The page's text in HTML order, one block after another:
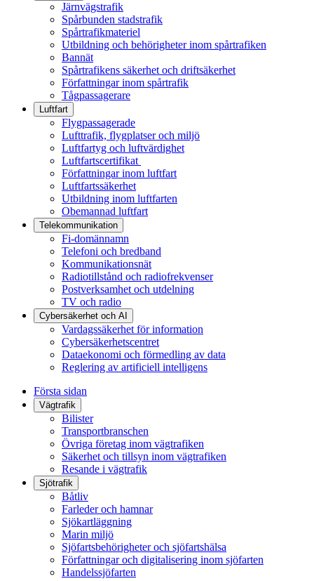
Järnvägstrafik
Spårbunden stadstrafik
Spårtrafikmateriel
Utbildning och behörigheter inom spårtrafiken
Bannät
Spårtrafikens säkerhet och driftsäkerhet
Författningar inom spårtrafik
Tågpassagerare
Luftfart
Flygpassagerade
Lufttrafik, flygplatser och miljö
Luftfartyg och luftvärdighet
Luftfartscertifikat
Författningar inom luftfart
Luftfartssäkerhet
Utbildning inom luftfarten
Obemannad luftfart
Telekommunikation
Fi-domännamn
Telefoni och bredband
Kommunikationsnät
Radiotillstånd och radiofrekvenser
Postverksamhet och utdelning
TV och radio
Cybersäkerhet och AI
Vardagssäkerhet för information
Cybersäkerhetscentret
Dataekonomi och förmedling av data
Reglering av artificiell intelligens
Första sidan
Vägtrafik
Bilister
Transportbranschen
Övriga företag inom vägtrafiken
Säkerhet och tillsyn inom vägtrafiken
Resande i vägtrafik
Sjötrafik
Båtliv
Farleder och hamnar
Sjökartläggning
Marin miljö
Sjöfartsbehörigheter och sjöfartshälsa
Författningar och digitalisering inom sjöfarten
Handelssjöfarten